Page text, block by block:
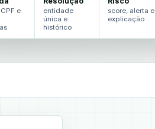
e
entidade
única e
histórico
score, alerta e
explicação